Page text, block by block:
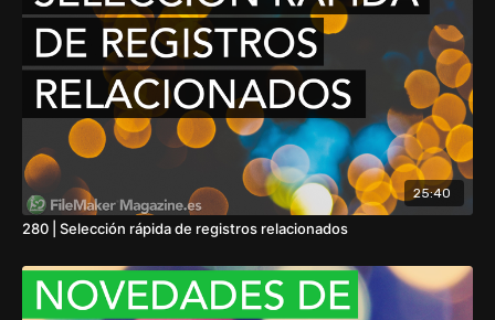
25:40
280 | Selección rápida de registros relacionados